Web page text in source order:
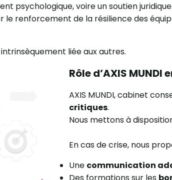
psychologique, voire un soutien
le renforcement de la résilience des
liée aux autres.
Rôle d’AXIS
AXIS MUNDI, cabinet
critiques.
Nous mettons à
En cas de crise, nous
Une communication